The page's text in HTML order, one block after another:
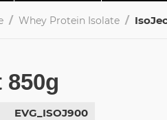
/ Whey Protein Isolate /
850g
EVG_ISOJ900